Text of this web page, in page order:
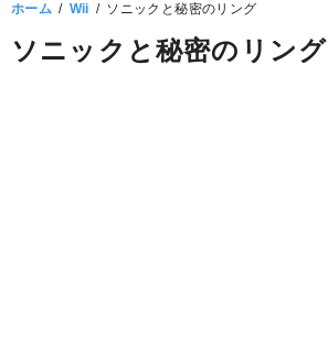
ホーム Wii ソニックと秘密のリング
ソニックと秘密のリング